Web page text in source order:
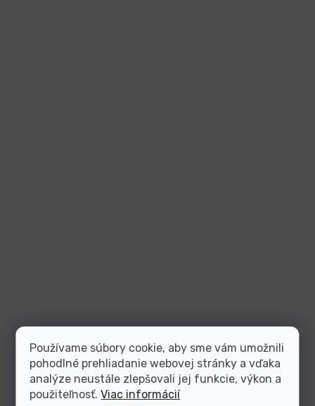
Používame súbory cookie, aby sme vám umožnili
pohodlné prehliadanie webovej stránky a vďaka
analýze neustále zlepšovali jej funkcie, výkon a
použiteľnosť.Viac informácií